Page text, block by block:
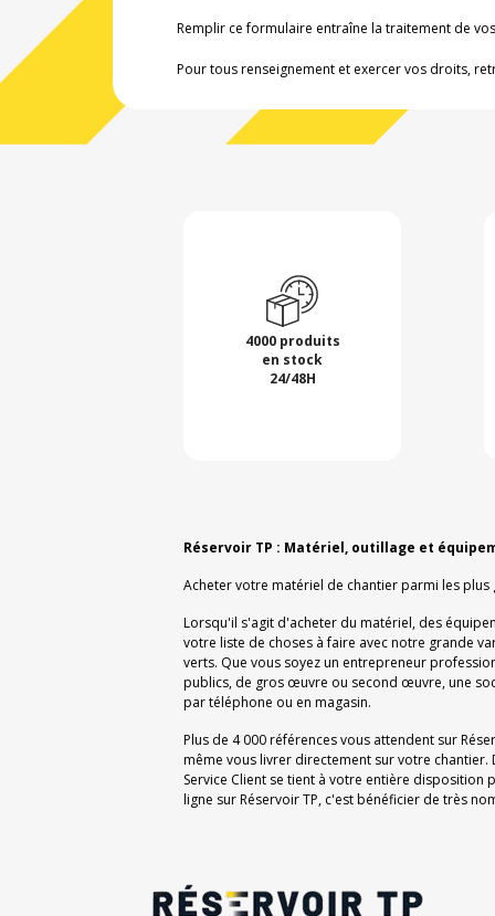
Remplir ce formulaire entraîne la traitement de
Pour tous renseignement et exercer vos droits,
4000 produits
en stock
24/48H
Réservoir TP : Matériel, outillage et
Acheter votre matériel de chantier parmi les
Lorsqu'il s'agit d'acheter du matériel, des
votre liste de choses à faire avec notre grande
verts. Que vous soyez un entrepreneur
publics, de gros œuvre ou second œuvre, une
par téléphone ou en magasin.
Plus de 4 000 références vous attendent sur
même vous livrer directement sur votre
Service Client se tient à votre entière
ligne sur Réservoir TP, c'est bénéficier de très